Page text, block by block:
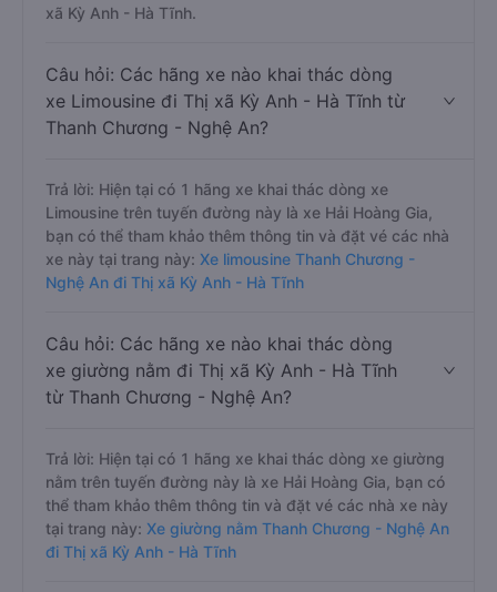
xã Kỳ Anh - Hà Tĩnh.
Câu hỏi: Các hãng xe nào khai thác dòng
xe Limousine đi Thị xã Kỳ Anh - Hà Tĩnh từ
Thanh Chương - Nghệ An?
Trả lời: Hiện tại có 1 hãng xe khai thác dòng xe
Limousine trên tuyến đường này là xe Hải Hoàng Gia,
bạn có thể tham khảo thêm thông tin và đặt vé các nhà
xe này tại trang này: Xe limousine Thanh Chương -
Nghệ An đi Thị xã Kỳ Anh - Hà Tĩnh
Câu hỏi: Các hãng xe nào khai thác dòng
xe giường nằm đi Thị xã Kỳ Anh - Hà Tĩnh
từ Thanh Chương - Nghệ An?
Trả lời: Hiện tại có 1 hãng xe khai thác dòng xe giường
nằm trên tuyến đường này là xe Hải Hoàng Gia, bạn có
thể tham khảo thêm thông tin và đặt vé các nhà xe này
tại trang này: Xe giường nằm Thanh Chương - Nghệ An
đi Thị xã Kỳ Anh - Hà Tĩnh